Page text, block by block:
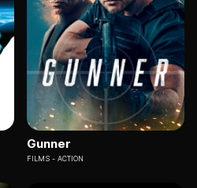
Gunner
FILMS ACTION